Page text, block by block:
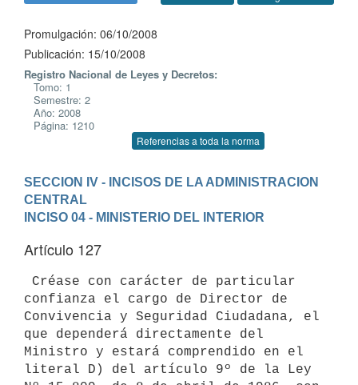
Promulgación: 06/10/2008
Publicación: 15/10/2008
Registro Nacional de Leyes y Decretos:
Tomo: 1
Semestre: 2
Año: 2008
Página: 1210
Referencias a toda la norma
SECCION IV - INCISOS DE LA ADMINISTRACION
CENTRAL
INCISO 04 - MINISTERIO DEL INTERIOR
Artículo 127
confianza el cargo de Director de
Convivencia y Seguridad Ciudadana, el
que dependerá directamente del
Ministro y estará comprendido en el
literal D) del artículo 9º de la Ley